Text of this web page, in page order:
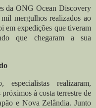
da ONG Ocean Discovery
mergulhos realizados ao
em expedições que tiveram
que chegaram a sua
realizaram,
à costa terrestre de
e Nova Zelândia. Junto